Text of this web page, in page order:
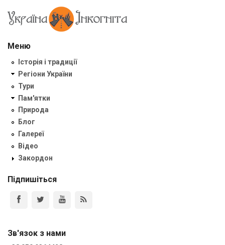
Меню
Історія і традиції
Регіони України
Тури
Пам'ятки
Природа
Блог
Галереї
Відео
Закордон
Підпишіться
Зв'язок з нами